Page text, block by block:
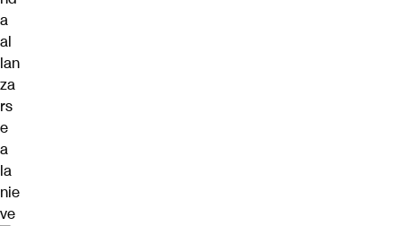
a
al
lan
za
rs
e
a
la
nie
ve